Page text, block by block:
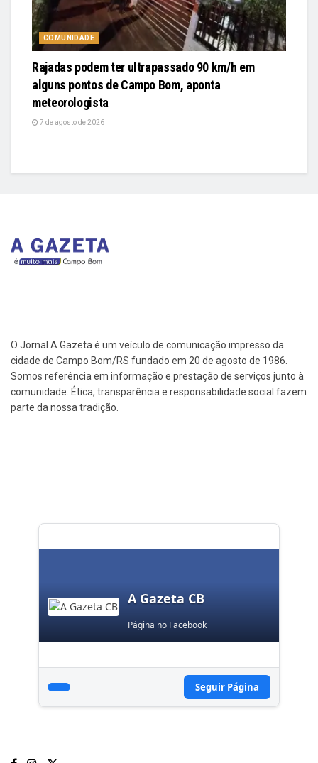
COMUNIDADE
Rajadas podem ter ultrapassado 90 km/h em
alguns pontos de Campo Bom, aponta
meteorologista
7 de agosto de 2026
O Jornal A Gazeta é um veículo de comunicação impresso da
cidade de Campo Bom/RS fundado em 20 de agosto de 1986.
Somos referência em informação e prestação de serviços junto à
comunidade. Ética, transparência e responsabilidade social fazem
parte da nossa tradição.
A Gazeta CB
Página no Facebook
Seguir Página